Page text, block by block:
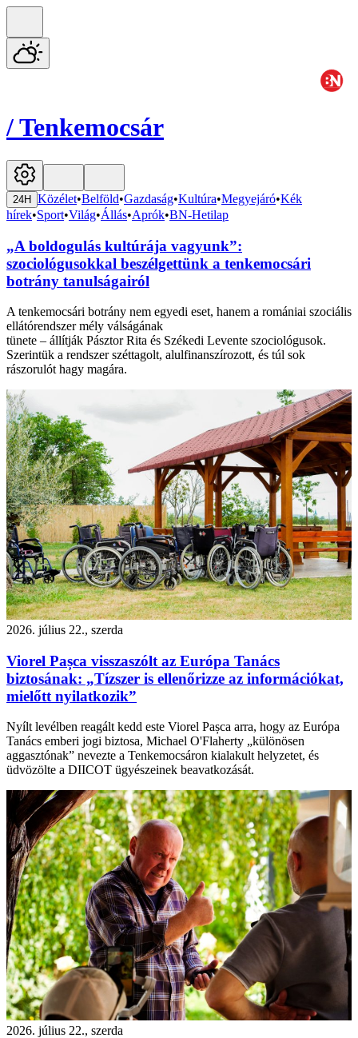
/Tenkemocsár
24H Közélet•Belföld•Gazdaság•Kultúra•Megyejáró•Kék
hírek•Sport•Világ•Állás•Aprók•BN-Hetilap
„A boldogulás kultúrája vagyunk”:
szociológusokkal beszélgettünk a tenkemocsári
botrány tanulságairól
A tenkemocsári botrány nem egyedi eset, hanem a romániai szociális
ellátórendszer mély válságának
tünete – állítják Pásztor Rita és Székedi Levente szociológusok.
Szerintük a rendszer széttagolt, alulfinanszírozott, és túl sok
rászorulót hagy magára.
2026. július 22., szerda
Viorel Pașca visszaszólt az Európa Tanács
biztosának: „Tízszer is ellenőrizze az információkat,
mielőtt nyilatkozik”
Nyílt levélben reagált kedd este Viorel Pașca arra, hogy az Európa
Tanács emberi jogi biztosa, Michael O'Flaherty „különösen
aggasztónak” nevezte a Tenkemocsáron kialakult helyzetet, és
üdvözölte a DIICOT ügyészeinek beavatkozását.
2026. július 22., szerda